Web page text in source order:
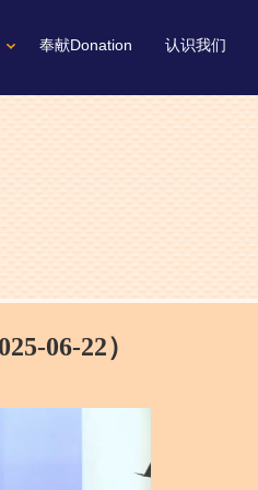
奉献Donation 认识我们
06-22）